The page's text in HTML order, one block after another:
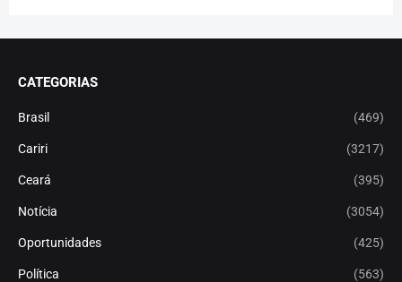
CATEGORIAS
Brasil (469)
Cariri (3217)
Ceará (395)
Notícia (3054)
Oportunidades (425)
Política (563)